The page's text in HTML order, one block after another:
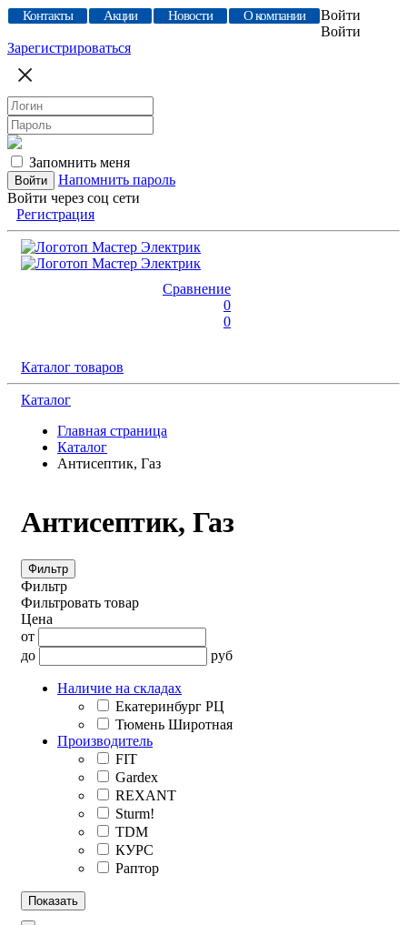
Контакты Акции Новости О компании
Войти
Войти
Зарегистрироваться
Запомнить меня
Напомнить пароль
Войти через соц сети
Регистрация
Сравнение
0
0
Каталог товаров
Каталог
Главная страница
Каталог
Антисептик, Газ
Антисептик, Газ
Фильтр
Фильтр
Фильтровать товар
Цена
от
до
руб
Наличие на складах
Екатеринбург РЦ
Тюмень Широтная
Производитель
FIT
Gardex
REXANT
Sturm!
TDM
КУРС
Раптор